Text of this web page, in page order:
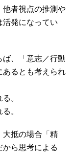
他者視点の推測や
活発になってい
、「意志／行動
あるとも考えられ
。
。
大抵の場合「精
ら思考による